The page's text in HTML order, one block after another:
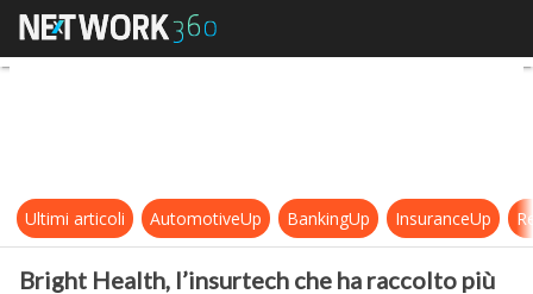
Bright Health, l’insurtech che ha
Ultimi articoli AutomotiveUp BankingUp InsuranceUp
Bright Health, l’insurtech che ha raccolto più